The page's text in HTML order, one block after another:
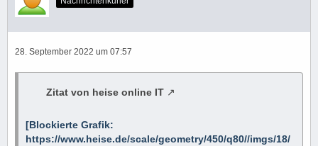
28. September 2022 um 07:57
Zitat von heise online IT
[Blockierte Grafik:
https://www.heise.de/scale/geometry/450/q80//imgs/18/